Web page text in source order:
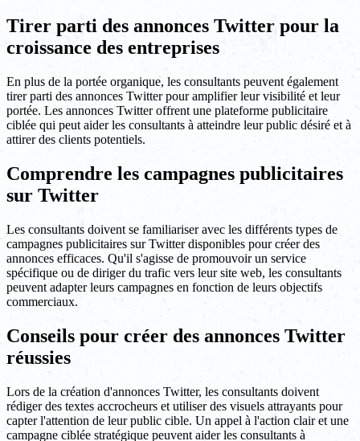
Tirer parti des annonces Twitter pour la
croissance des entreprises
En plus de la portée organique, les consultants peuvent également
tirer parti des annonces Twitter pour amplifier leur visibilité et leur
portée. Les annonces Twitter offrent une plateforme publicitaire
ciblée qui peut aider les consultants à atteindre leur public désiré et à
attirer des clients potentiels.
Comprendre les campagnes publicitaires
sur Twitter
Les consultants doivent se familiariser avec les différents types de
campagnes publicitaires sur Twitter disponibles pour créer des
annonces efficaces. Qu'il s'agisse de promouvoir un service
spécifique ou de diriger du trafic vers leur site web, les consultants
peuvent adapter leurs campagnes en fonction de leurs objectifs
commerciaux.
Conseils pour créer des annonces Twitter
réussies
Lors de la création d'annonces Twitter, les consultants doivent
rédiger des textes accrocheurs et utiliser des visuels attrayants pour
capter l'attention de leur public cible. Un appel à l'action clair et une
campagne ciblée stratégique peuvent aider les consultants à